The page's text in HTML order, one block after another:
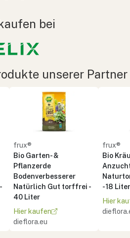
bei
unserer Partner
frux®
Bio Garten- &
Pflanzerde
Bodenverbesserer
Natürlich Gut torffrei -
40 Liter
Hier kaufen
dieflora.eu
frux®
Bio
- 18 Liter
Hier